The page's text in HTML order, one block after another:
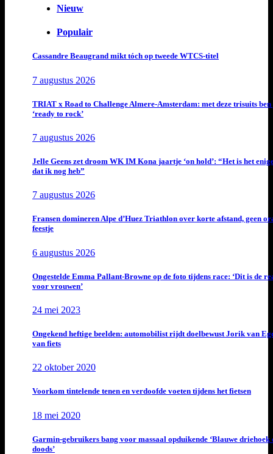
Nieuw
Populair
Cassandre Beaugrand mikt tóch op tweede WTCS-titel
7 augustus 2026
TRIAT x Road to Challenge Almere-Amsterdam: met deze trisuits ben
‘ready to rock’
7 augustus 2026
Jelle Geens zet droom WK IM Kona jaartje ‘on hold’: “Het is het
dat ik nog heb”
7 augustus 2026
Fransen domineren Alpe d’Huez Triathlon over korte afstand, geen
feestje
6 augustus 2026
Ongestelde Emma Pallant-Browne op de foto tijdens race: ‘Dit is de
voor vrouwen’
24 mei 2023
Ongekend heftige beelden: automobilist rijdt doelbewust Jorik van
van fiets
22 oktober 2020
Voorkom tintelende tenen en verdoofde voeten tijdens het fietsen
18 mei 2020
Garmin-gebruikers bang voor massaal opduikende ‘Blauwe driehoek
doods’